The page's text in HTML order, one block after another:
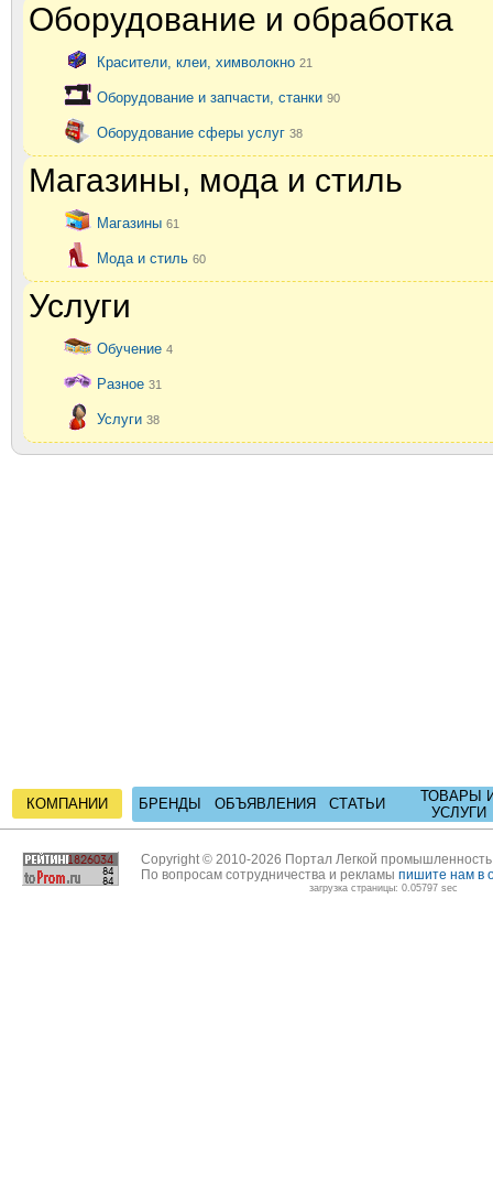
Оборудование и обработка
Красители, клеи, химволокно 21
Оборудование и запчасти, станки 90
Оборудование сферы услуг 38
Магазины, мода и стиль
Магазины 61
Мода и стиль 60
Услуги
Обучение 4
Разное 31
Услуги 38
КОМПАНИИ БРЕНДЫ ОБЪЯВЛЕНИЯ СТАТЬИ
ТОВАРЫ
УСЛУГИ
Copyright © 2010-2026 Портал Легкой
По вопросам сотрудничества и рекламы пишите нам в
загрузка страницы: 0.05797 sec